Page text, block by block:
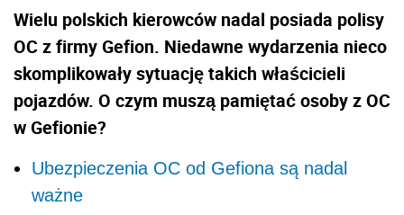
Wielu polskich kierowców nadal posiada polisy
OC z firmy Gefion. Niedawne wydarzenia nieco
skomplikowały sytuację takich właścicieli
pojazdów. O czym muszą pamiętać osoby z OC
w Gefionie?
Ubezpieczenia OC od Gefiona są nadal
ważne